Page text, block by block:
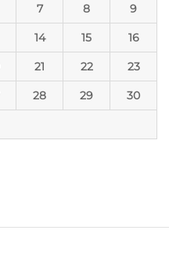
7 8 9
14 15 16
21 22 23
28 29 30